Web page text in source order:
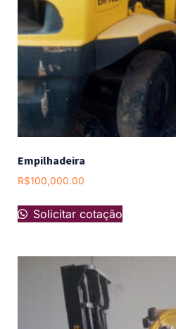
Empilhadeira
R$100,000.00
Solicitar cotação